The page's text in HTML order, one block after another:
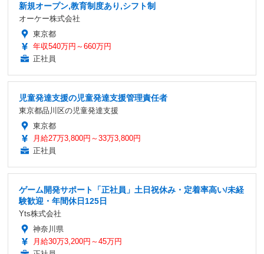
新規オープン,教育制度あり,シフト制
オーケー株式会社
東京都
年収540万円～660万円
正社員
児童発達支援の児童発達支援管理責任者
東京都品川区の児童発達支援
東京都
月給27万3,800円～33万3,800円
正社員
ゲーム開発サポート「正社員」土日祝休み・定着率高い/未経
験歓迎・年間休日125日
Yts株式会社
神奈川県
月給30万3,200円～45万円